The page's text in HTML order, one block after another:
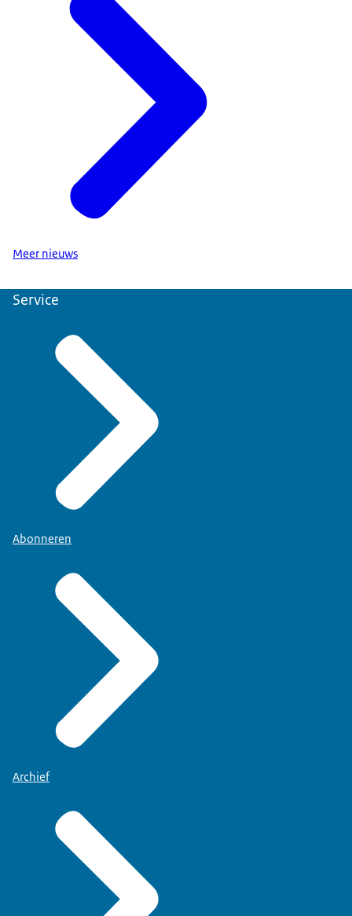
Meer nieuws
Service
Abonneren
Archief